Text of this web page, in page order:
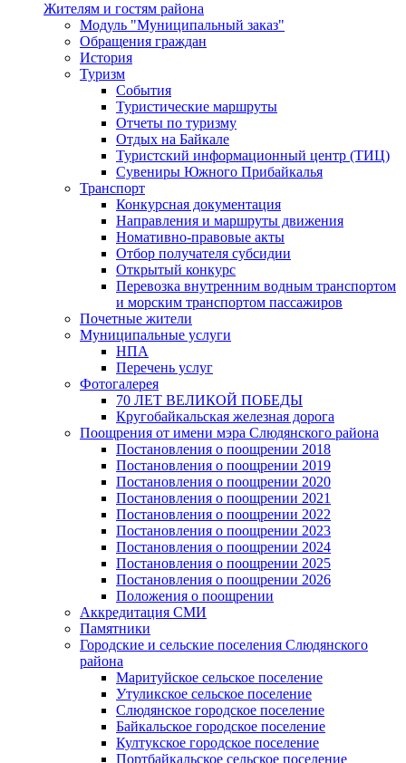
Жителям и гостям района
Модуль "Муниципальный заказ"
Обращения граждан
История
Туризм
События
Туристические маршруты
Отчеты по туризму
Отдых на Байкале
Туристский информационный центр (ТИЦ)
Сувениры Южного Прибайкалья
Транспорт
Конкурсная документация
Направления и маршруты движения
Номативно-правовые акты
Отбор получателя субсидии
Открытый конкурс
Перевозка внутренним водным транспортом
и морским транспортом пассажиров
Почетные жители
Муниципальные услуги
НПА
Перечень услуг
Фотогалерея
70 ЛЕТ ВЕЛИКОЙ ПОБЕДЫ
Кругобайкальская железная дорога
Поощрения от имени мэра Слюдянского района
Постановления о поощрении 2018
Постановления о поощрении 2019
Постановления о поощрении 2020
Постановления о поощрении 2021
Постановления о поощрении 2022
Постановления о поощрении 2023
Постановления о поощрении 2024
Постановления о поощрении 2025
Постановления о поощрении 2026
Положения о поощрении
Аккредитация СМИ
Памятники
Городские и сельские поселения Слюдянского
района
Маритуйское сельское поселение
Утуликское сельское поселение
Слюдянское городское поселение
Байкальское городское поселение
Култукское городское поселение
Портбайкальское сельское поселение